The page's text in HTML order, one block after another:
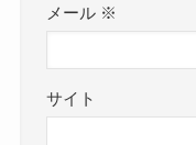
メール ※
サイト